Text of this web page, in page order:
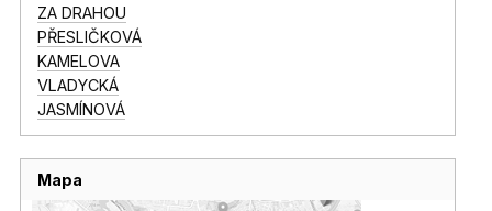
ZA DRAHOU
PŘESLIČKOVÁ
KAMELOVA
VLADYCKÁ
JASMÍNOVÁ
Mapa